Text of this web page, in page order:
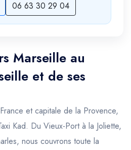
06 63 30 29 04
Marseille au
et de ses
et capitale de la Provence,
Kad. Du Vieux-Port à la Joliette,
nous couvrons toute la